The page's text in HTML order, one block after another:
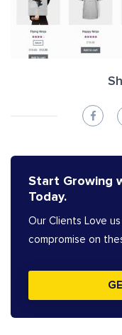
Start Growing
Today.
Our Clients Love
compromise on